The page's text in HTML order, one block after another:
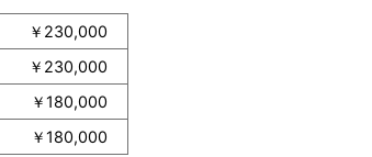
￥230,000
￥230,000
￥180,000
￥180,000